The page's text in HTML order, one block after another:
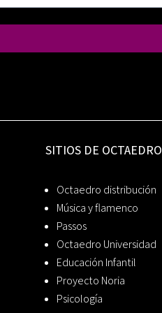
SITIOS DE OCTAEDRO
Octaedro distribución
Música y flamenco
Passos
Octaedro Universidad
Educación Infantil
Proyecto Noria
Psicología